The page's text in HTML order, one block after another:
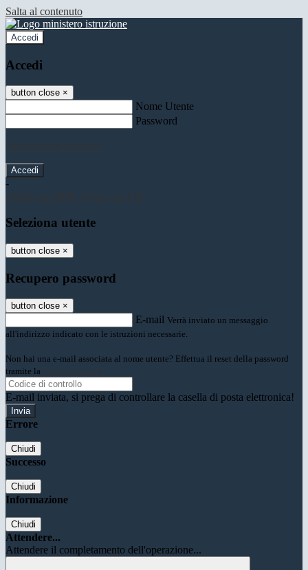
Salta al contenuto
Accedi
Accedi
button close ×
Nome Utente
Password
-
Seleziona utente
button close ×
Recupero password
button close ×
E-mail Verrà inviato un messaggio
all'indirizzo indicato con le istruzioni necessarie.
Non hai una e-mail associata al nome utente? Effettua il reset della password
tramite la
E-mail inviata, si prega di controllare la casella di posta elettronica!
Errore
Chiudi
Successo
Chiudi
Informazione
Chiudi
Attendere...
Attendere il completamento dell'operazione...